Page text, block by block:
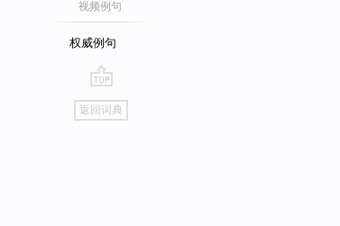
视频例句
权威例句
go
top
返回词典